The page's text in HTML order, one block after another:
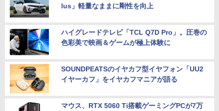
lus」軽量なままに剛性を向上
ハイグレードテレビ「TCL Q7D Pro」。圧巻の
色彩美で映画＆ゲームが極上体験に
SOUNDPEATSのイヤカフ型イヤフォン「UU2
イヤーカフ」をイヤカフマニアが語る
マウス、RTX 5060 Ti搭載ゲーミングPCが7万